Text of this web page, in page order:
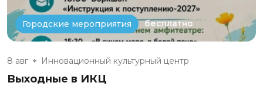
Городские мероприятия бесплатно
8 авг Инновационный культурный центр
Выходные в ИКЦ